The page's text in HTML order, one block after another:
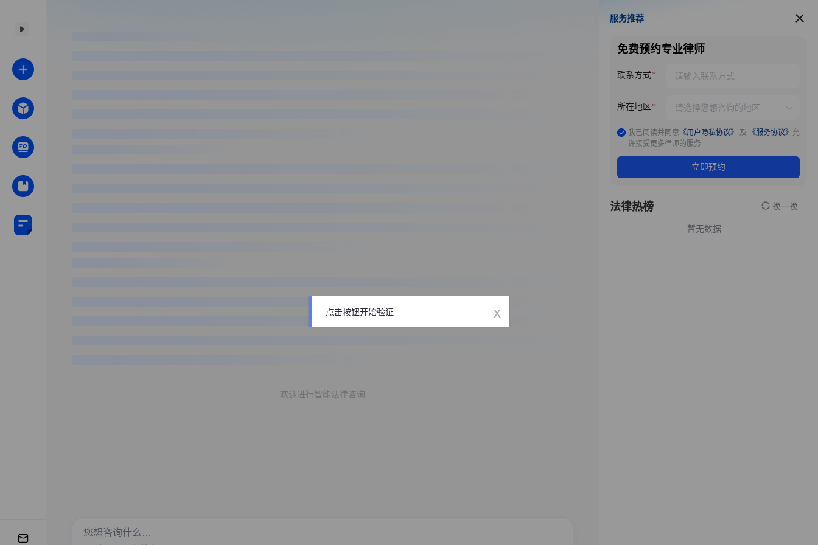
欢迎进行智能法律咨询
服务推荐
服务推荐
免费预约专业律师
联系方式
所在地区
我已阅读并同意 《用户隐私协议》 及 《服务协议》 允
许接受更多律师的服务
立即预约
法律热榜 换一换
暂无数据
点击按钮开始验证 x